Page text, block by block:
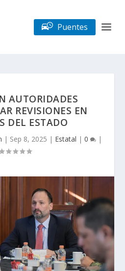
Puentes
AUTORIDADES
REVISIONES EN
DEL ESTADO
| Sep 8, 2025 | Estatal | 0 |